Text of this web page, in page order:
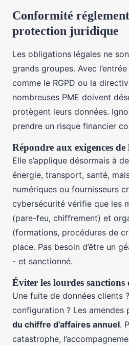
Conformité
protection juridique
Les obligations légales ne
grands groupes. Avec
comme le RGPD ou la
nombreuses PME doivent
protègent leurs données.
prendre un risque financier
Répondre aux exigences
Elle s’applique désormais à
énergie, transport, santé,
numériques ou fournisseurs
cybersécurité vérifie que les
(pare-feu, chiffrement) et
(formations, procédures de
place. Pas besoin d’être un
- et sanctionné.
Éviter les lourdes sanctions
Une fuite de données clients
configuration ? Les amendes
du chiffre d’affaires annuel.
catastrophe,